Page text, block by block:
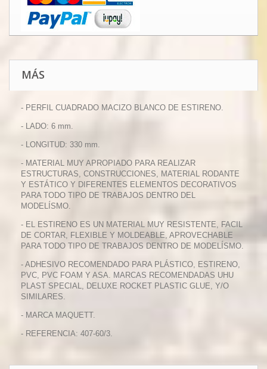
MÁS
- PERFIL CUADRADO MACIZO BLANCO DE ESTIRENO.
- LADO: 6 mm.
- LONGITUD: 330 mm.
- MATERIAL MUY APROPIADO PARA REALIZAR
ESTRUCTURAS, CONSTRUCCIONES, MATERIAL RODANTE
Y ESTÁTICO Y DIFERENTES ELEMENTOS DECORATIVOS
PARA TODO TIPO DE TRABAJOS DENTRO DEL
MODELÍSMO.
- EL ESTIRENO ES UN MATERIAL MUY RESISTENTE, FACIL
DE CORTAR, FLEXIBLE Y MOLDEABLE, APROVECHABLE
PARA TODO TIPO DE TRABAJOS DENTRO DE MODELÍSMO.
- ADHESIVO RECOMENDADO PARA PLÁSTICO, ESTIRENO,
PVC, PVC FOAM Y ASA. MARCAS RECOMENDADAS UHU
PLAST SPECIAL, DELUXE ROCKET PLASTIC GLUE, Y/O
SIMILARES.
- MARCA MAQUETT.
- REFERENCIA: 407-60/3.